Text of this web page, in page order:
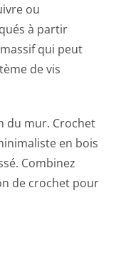
ou
à partir
qui peut
de vis
du mur. Crochet
en bois
Combinez
de crochet pour